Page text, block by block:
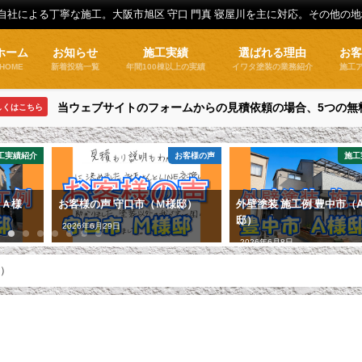
による丁寧な施工。大阪市旭区 守口 門真 寝屋川を主に対応。その他の
ーム
HOME
お知らせ
新着投稿一覧
施工実績
年間100棟以上の実績
選ばれる理由
イワタ塗装の業務紹介
お
施工
くはこちら 当ウェブサイトのフォームからの見積依頼の場合、5つの無
実績紹介
様
お客様の声
お客様の声 守口市（Ｍ様邸）
2026年6月29日
施工
外壁塗装 施工例 豊中市（
邸）
2026年6月8日